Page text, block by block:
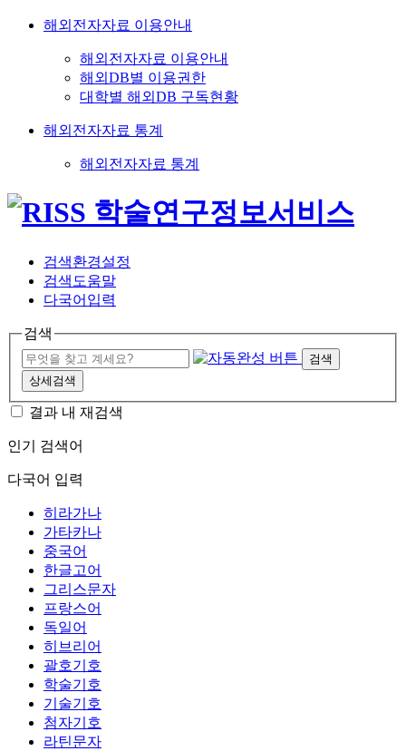
해외전자자료 이용안내
해외전자자료 이용안내
해외DB별 이용권한
대학별 해외DB 구독현황
해외전자자료 통계
해외전자자료 통계
검색환경설정
검색도움말
다국어입력
검색
검색
상세검색
결과 내 재검색
인기 검색어
다국어 입력
히라가나
가타카나
중국어
한글고어
그리스문자
프랑스어
독일어
히브리어
괄호기호
학술기호
기술기호
첨자기호
라틴문자